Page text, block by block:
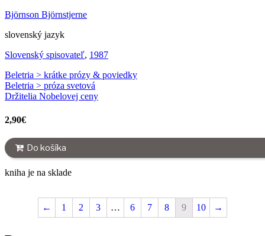
Björnson Björnstjerne
slovenský jazyk
Slovenský spisovateľ, 1987
Beletria > krátke prózy & poviedky
Beletria > próza svetová
Držitelia Nobelovej ceny
2,90€
Do košíka
kniha je na sklade
← 1 2 3 … 6 7 8 9 10 →